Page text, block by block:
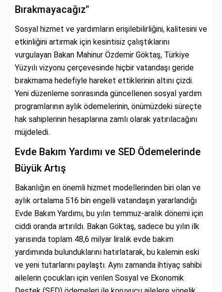
Bırakmayacağız"
Sosyal hizmet ve yardımların erişilebilirliğini, kalitesini ve
etkinliğini artırmak için kesintisiz çalıştıklarını
vurgulayan Bakan Mahinur Özdemir Göktaş, Türkiye
Yüzyılı vizyonu çerçevesinde hiçbir vatandaşı geride
bırakmama hedefiyle hareket ettiklerinin altını çizdi.
Yeni düzenleme sonrasında güncellenen sosyal yardım
programlarının aylık ödemelerinin, önümüzdeki süreçte
hak sahiplerinin hesaplarına zamlı olarak yatırılacağını
müjdeledi.
Evde Bakım Yardımı ve SED Ödemelerinde
Büyük Artış
Bakanlığın en önemli hizmet modellerinden biri olan ve
aylık ortalama 516 bin engelli vatandaşın yararlandığı
Evde Bakım Yardımı, bu yılın temmuz-aralık dönemi için
ciddi oranda artırıldı. Bakan Göktaş, sadece bu yılın ilk
yarısında toplam 48,6 milyar liralık evde bakım
yardımında bulunduklarını hatırlatarak, bu kalemin eski
ve yeni tutarlarını paylaştı. Aynı zamanda ihtiyaç sahibi
ailelerin çocukları için verilen Sosyal ve Ekonomik